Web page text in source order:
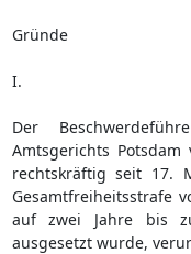
Gründe
I.
Der
Amtsgerichts
rechtskräftig seit 17.
Gesamtfreiheitsstrafe
auf zwei Jahre bis
ausgesetzt wurde,